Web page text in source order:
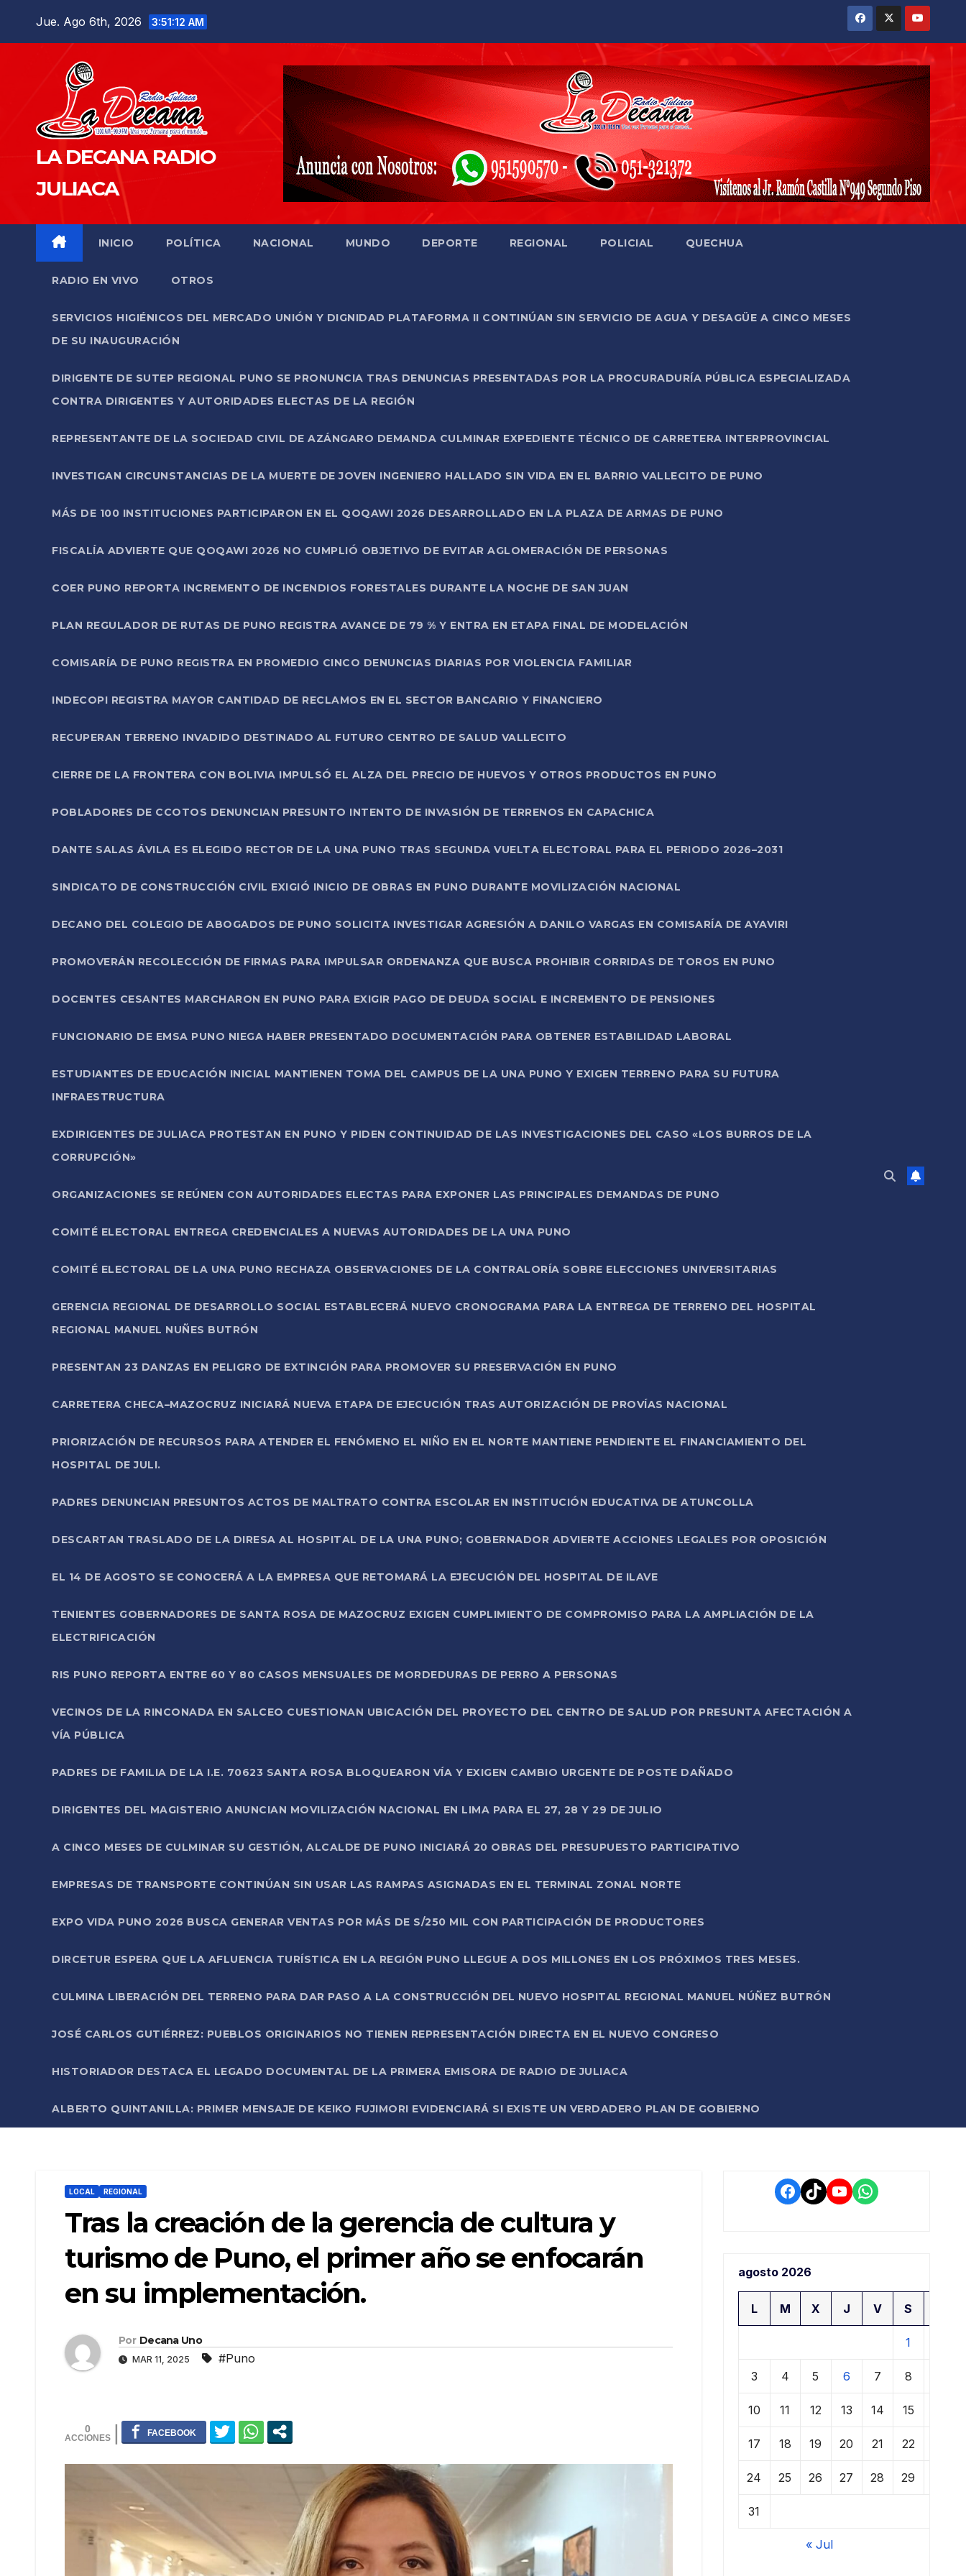
Jue. Ago 6th, 2026 3:51:13 AM
LA DECANA RADIO
JULIACA
INICIO POLÍTICA NACIONAL MUNDO DEPORTE REGIONAL POLICIAL QUECHUA
RADIO EN VIVO OTROS
SERVICIOS HIGIÉNICOS DEL MERCADO UNIÓN Y DIGNIDAD PLATAFORMA II CONTINÚAN SIN SERVICIO DE AGUA Y DESAGÜE A CINCO MESES
DE SU INAUGURACIÓN
DIRIGENTE DE SUTEP REGIONAL PUNO SE PRONUNCIA TRAS DENUNCIAS PRESENTADAS POR LA PROCURADURÍA PÚBLICA ESPECIALIZADA
CONTRA DIRIGENTES Y AUTORIDADES ELECTAS DE LA REGIÓN
REPRESENTANTE DE LA SOCIEDAD CIVIL DE AZÁNGARO DEMANDA CULMINAR EXPEDIENTE TÉCNICO DE CARRETERA INTERPROVINCIAL
INVESTIGAN CIRCUNSTANCIAS DE LA MUERTE DE JOVEN INGENIERO HALLADO SIN VIDA EN EL BARRIO VALLECITO DE PUNO
MÁS DE 100 INSTITUCIONES PARTICIPARON EN EL QOQAWI 2026 DESARROLLADO EN LA PLAZA DE ARMAS DE PUNO
FISCALÍA ADVIERTE QUE QOQAWI 2026 NO CUMPLIÓ OBJETIVO DE EVITAR AGLOMERACIÓN DE PERSONAS
COER PUNO REPORTA INCREMENTO DE INCENDIOS FORESTALES DURANTE LA NOCHE DE SAN JUAN
PLAN REGULADOR DE RUTAS DE PUNO REGISTRA AVANCE DE 79 % Y ENTRA EN ETAPA FINAL DE MODELACIÓN
COMISARÍA DE PUNO REGISTRA EN PROMEDIO CINCO DENUNCIAS DIARIAS POR VIOLENCIA FAMILIAR
INDECOPI REGISTRA MAYOR CANTIDAD DE RECLAMOS EN EL SECTOR BANCARIO Y FINANCIERO
RECUPERAN TERRENO INVADIDO DESTINADO AL FUTURO CENTRO DE SALUD VALLECITO
CIERRE DE LA FRONTERA CON BOLIVIA IMPULSÓ EL ALZA DEL PRECIO DE HUEVOS Y OTROS PRODUCTOS EN PUNO
POBLADORES DE CCOTOS DENUNCIAN PRESUNTO INTENTO DE INVASIÓN DE TERRENOS EN CAPACHICA
DANTE SALAS ÁVILA ES ELEGIDO RECTOR DE LA UNA PUNO TRAS SEGUNDA VUELTA ELECTORAL PARA EL PERIODO 2026–2031
SINDICATO DE CONSTRUCCIÓN CIVIL EXIGIÓ INICIO DE OBRAS EN PUNO DURANTE MOVILIZACIÓN NACIONAL
DECANO DEL COLEGIO DE ABOGADOS DE PUNO SOLICITA INVESTIGAR AGRESIÓN A DANILO VARGAS EN COMISARÍA DE AYAVIRI
PROMOVERÁN RECOLECCIÓN DE FIRMAS PARA IMPULSAR ORDENANZA QUE BUSCA PROHIBIR CORRIDAS DE TOROS EN PUNO
DOCENTES CESANTES MARCHARON EN PUNO PARA EXIGIR PAGO DE DEUDA SOCIAL E INCREMENTO DE PENSIONES
FUNCIONARIO DE EMSA PUNO NIEGA HABER PRESENTADO DOCUMENTACIÓN PARA OBTENER ESTABILIDAD LABORAL
ESTUDIANTES DE EDUCACIÓN INICIAL MANTIENEN TOMA DEL CAMPUS DE LA UNA PUNO Y EXIGEN TERRENO PARA SU FUTURA
INFRAESTRUCTURA
EXDIRIGENTES DE JULIACA PROTESTAN EN PUNO Y PIDEN CONTINUIDAD DE LAS INVESTIGACIONES DEL CASO «LOS BURROS DE LA
CORRUPCIÓN»
ORGANIZACIONES SE REÚNEN CON AUTORIDADES ELECTAS PARA EXPONER LAS PRINCIPALES DEMANDAS DE PUNO
COMITÉ ELECTORAL ENTREGA CREDENCIALES A NUEVAS AUTORIDADES DE LA UNA PUNO
COMITÉ ELECTORAL DE LA UNA PUNO RECHAZA OBSERVACIONES DE LA CONTRALORÍA SOBRE ELECCIONES UNIVERSITARIAS
GERENCIA REGIONAL DE DESARROLLO SOCIAL ESTABLECERÁ NUEVO CRONOGRAMA PARA LA ENTREGA DE TERRENO DEL HOSPITAL
REGIONAL MANUEL NUÑES BUTRÓN
PRESENTAN 23 DANZAS EN PELIGRO DE EXTINCIÓN PARA PROMOVER SU PRESERVACIÓN EN PUNO
CARRETERA CHECA–MAZOCRUZ INICIARÁ NUEVA ETAPA DE EJECUCIÓN TRAS AUTORIZACIÓN DE PROVÍAS NACIONAL
PRIORIZACIÓN DE RECURSOS PARA ATENDER EL FENÓMENO EL NIÑO EN EL NORTE MANTIENE PENDIENTE EL FINANCIAMIENTO DEL
HOSPITAL DE JULI.
PADRES DENUNCIAN PRESUNTOS ACTOS DE MALTRATO CONTRA ESCOLAR EN INSTITUCIÓN EDUCATIVA DE ATUNCOLLA
DESCARTAN TRASLADO DE LA DIRESA AL HOSPITAL DE LA UNA PUNO; GOBERNADOR ADVIERTE ACCIONES LEGALES POR OPOSICIÓN
EL 14 DE AGOSTO SE CONOCERÁ A LA EMPRESA QUE RETOMARÁ LA EJECUCIÓN DEL HOSPITAL DE ILAVE
TENIENTES GOBERNADORES DE SANTA ROSA DE MAZOCRUZ EXIGEN CUMPLIMIENTO DE COMPROMISO PARA LA AMPLIACIÓN DE LA
ELECTRIFICACIÓN
RIS PUNO REPORTA ENTRE 60 Y 80 CASOS MENSUALES DE MORDEDURAS DE PERRO A PERSONAS
VECINOS DE LA RINCONADA EN SALCEO CUESTIONAN UBICACIÓN DEL PROYECTO DEL CENTRO DE SALUD POR PRESUNTA AFECTACIÓN A
VÍA PÚBLICA
PADRES DE FAMILIA DE LA I.E. 70623 SANTA ROSA BLOQUEARON VÍA Y EXIGEN CAMBIO URGENTE DE POSTE DAÑADO
DIRIGENTES DEL MAGISTERIO ANUNCIAN MOVILIZACIÓN NACIONAL EN LIMA PARA EL 27, 28 Y 29 DE JULIO
A CINCO MESES DE CULMINAR SU GESTIÓN, ALCALDE DE PUNO INICIARÁ 20 OBRAS DEL PRESUPUESTO PARTICIPATIVO
EMPRESAS DE TRANSPORTE CONTINÚAN SIN USAR LAS RAMPAS ASIGNADAS EN EL TERMINAL ZONAL NORTE
EXPO VIDA PUNO 2026 BUSCA GENERAR VENTAS POR MÁS DE S/250 MIL CON PARTICIPACIÓN DE PRODUCTORES
DIRCETUR ESPERA QUE LA AFLUENCIA TURÍSTICA EN LA REGIÓN PUNO LLEGUE A DOS MILLONES EN LOS PRÓXIMOS TRES MESES.
CULMINA LIBERACIÓN DEL TERRENO PARA DAR PASO A LA CONSTRUCCIÓN DEL NUEVO HOSPITAL REGIONAL MANUEL NÚÑEZ BUTRÓN
JOSÉ CARLOS GUTIÉRREZ: PUEBLOS ORIGINARIOS NO TIENEN REPRESENTACIÓN DIRECTA EN EL NUEVO CONGRESO
HISTORIADOR DESTACA EL LEGADO DOCUMENTAL DE LA PRIMERA EMISORA DE RADIO DE JULIACA
ALBERTO QUINTANILLA: PRIMER MENSAJE DE KEIKO FUJIMORI EVIDENCIARÁ SI EXISTE UN VERDADERO PLAN DE GOBIERNO
LOCAL REGIONAL
Tras la creación de la gerencia de cultura y
turismo de Puno, el primer año se enfocarán
en su implementación.
Por Decana Uno
MAR 11, 2025 #Puno
0
Facebook
TikTokYouTube
WhatsApp
agosto 2026
L M X J V S
1
3 4 5 6 7 8
10 11 12 13 14 15
17 18 19 20 21 22
24 25 26 27 28 29
31
« Jul